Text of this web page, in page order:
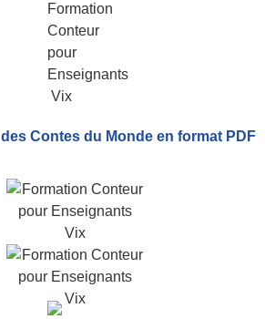
des Contes du Monde en format PDF